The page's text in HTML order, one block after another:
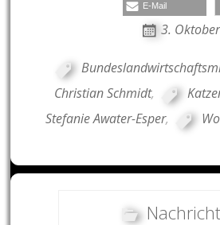
E-Mail
3.
Christian Schmidt,
Stefanie Awater-Esper,